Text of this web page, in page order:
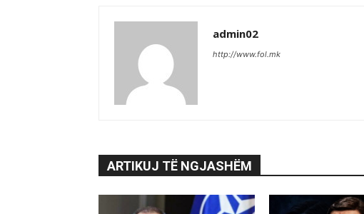
admin02
http://www.fol.mk
ARTIKUJ TË NGJASHËM